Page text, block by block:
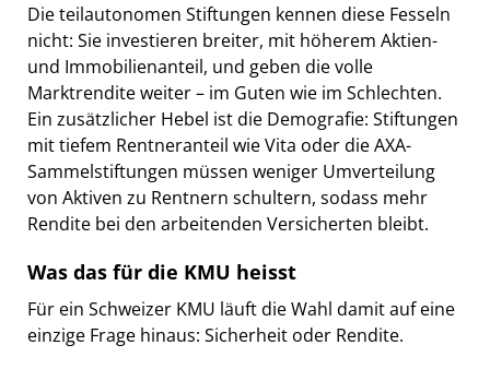
Die teilautonomen Stiftungen kennen diese Fesseln
nicht: Sie investieren breiter, mit höherem Aktien-
und Immobilienanteil, und geben die volle
Marktrendite weiter – im Guten wie im Schlechten.
Ein zusätzlicher Hebel ist die Demografie: Stiftungen
mit tiefem Rentneranteil wie Vita oder die AXA-
Sammelstiftungen müssen weniger Umverteilung
von Aktiven zu Rentnern schultern, sodass mehr
Rendite bei den arbeitenden Versicherten bleibt.
Was das für die KMU heisst
Für ein Schweizer KMU läuft die Wahl damit auf eine
einzige Frage hinaus: Sicherheit oder Rendite.